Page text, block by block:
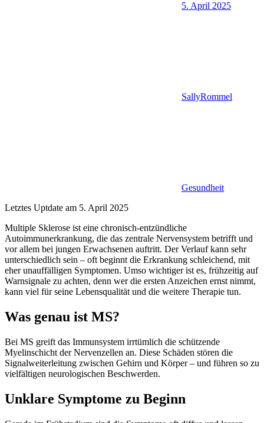
5. April 2025
SallyRommel
Gesundheit
Letztes Uptdate am 5. April 2025
Multiple Sklerose ist eine chronisch-entzündliche
Autoimmunerkrankung, die das zentrale Nervensystem betrifft und
vor allem bei jungen Erwachsenen auftritt. Der Verlauf kann sehr
unterschiedlich sein – oft beginnt die Erkrankung schleichend, mit
eher unauffälligen Symptomen. Umso wichtiger ist es, frühzeitig auf
Warnsignale zu achten, denn wer die ersten Anzeichen ernst nimmt,
kann viel für seine Lebensqualität und die weitere Therapie tun.
Was genau ist MS?
Bei MS greift das Immunsystem irrtümlich die schützende
Myelinschicht der Nervenzellen an. Diese Schäden stören die
Signalweiterleitung zwischen Gehirn und Körper – und führen so zu
vielfältigen neurologischen Beschwerden.
Unklare Symptome zu Beginn